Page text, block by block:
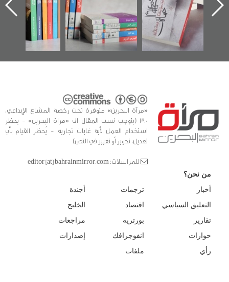
ساحة
أوال
والتوثيق
كتب
«مرآة
«مرآة البحرين» متوفرة تحت رخصة المشاع الإبداعي،
3.0 (يتوجب نسب المقال الى «مراة البحرين» - يحظر
استخدام العمل لأية غايات تجارية - يُحظر القيام بأي
تعديل، تحوير أو تغيير في النص)
للمراسلات: editor [at] bahrainmirror.com
من نحن؟
أخبار
التعليق السياسي
تقارير
حوارات
رأي
ترجمات
اقتصاد
بورتريه
انفوجرافك
ملفات
أجندة
الخليج
مراجعات
إصدارات